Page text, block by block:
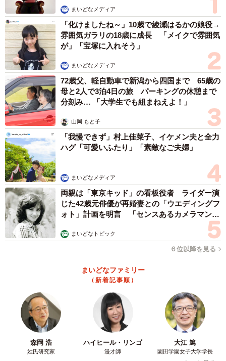
トが思わぬところでダメになってしまっていることに、曽
我さんは心を痛めていました。
3/3
曽我さんが掲出した貼り紙（画像提供：曽我農園）
貼り紙後は「明らかに減少しました」
そして意を決し、「過剰な品定めはやめてください」とい
う貼り紙を出すことに。悪意なくやっていた人たちが気づ
くきっかけとなったのか、効果てきめんだったといいま
「貼り紙は自社直売所だけですが、明らかに過剰品定めは
減少しました。ポップを見ていない方や見ていても習慣で
ベタベタ触ってしまう方には勇気を出して口頭で注意をす
まいどなメディア
「化けましたね～」10歳で綾瀬はるかの娘役→
雰囲気ガラリの18歳に成長 「メイクで雰囲気
が」「宝塚に入れそう」
まいどなメディア
72歳父、軽自動車で新潟から四国まで 65歳の
母と2人で3泊4日の旅 パーキングの休憩まで
分刻み… 「大学生でも組まねえよ！」
山岡 もと子
「我慢できず」村上佳菜子、イケメン夫と全力
ハグ「可愛いふたり」「素敵なご夫婦」
まいどなメディア
両親は「東京キッド」の看板役者 ライダー演
じた42歳元俳優が再婚妻との「ウエディングフ
ォト」計画を明言 「センスあるカメラマン求
まいどなトピック
６位以降を見る
まいどなファミリー
（新着記事順）
森岡 浩
姓氏研究家
ハイヒール・リンゴ
漫才師
大江 篤
園田学園女子大学学長